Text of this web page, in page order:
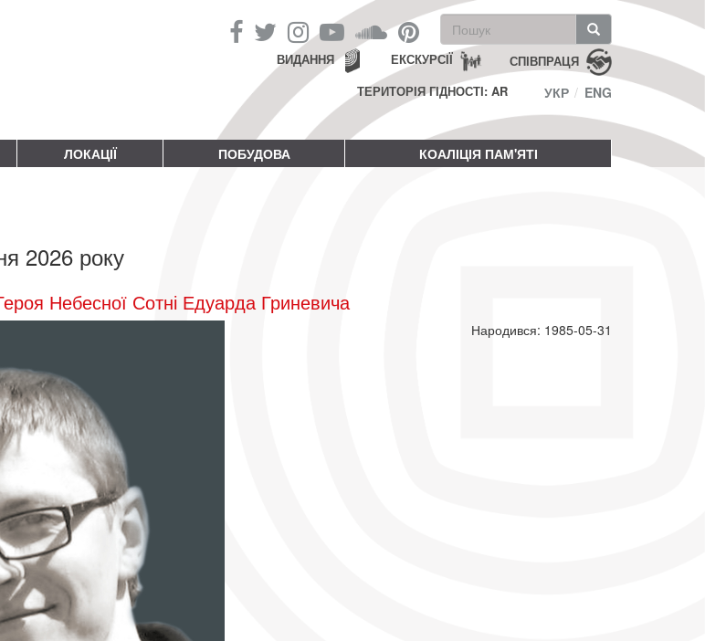
Пошукова
форма
Пошук СПІВПРАЦЯ
ЕКСКУРСІЇ
ВИДАННЯ
ТЕРИТОРІЯ ГІДНОСТІ: AR
УКР ENG
ЛОКАЦІЇ ПОБУДОВА КОАЛІЦІЯ ПАМ'ЯТІ
2026 року
Небесної Сотні Едуарда Гриневича
Народився: 1985-05-31